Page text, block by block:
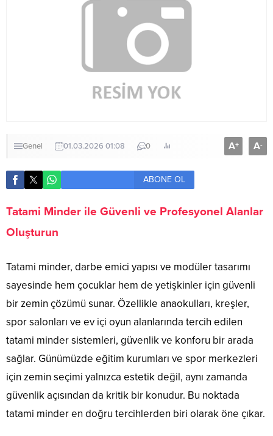
Genel 01.03.2026 01:08 0 A+ A-
ABONE OL
Tatami Minder ile Güvenli ve Profesyonel Alanlar
Oluşturun
Tatami minder, darbe emici yapısı ve modüler tasarımı
sayesinde hem çocuklar hem de yetişkinler için güvenli
bir zemin çözümü sunar. Özellikle anaokulları, kreşler,
spor salonları ve ev içi oyun alanlarında tercih edilen
tatami minder sistemleri, güvenlik ve konforu bir arada
sağlar. Günümüzde eğitim kurumları ve spor merkezleri
için zemin seçimi yalnızca estetik değil, aynı zamanda
güvenlik açısından da kritik bir konudur. Bu noktada
tatami minder en doğru tercihlerden biri olarak öne çıkar.